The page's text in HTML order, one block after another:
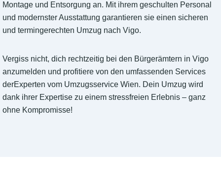
Montage und Entsorgung an. Mit ihrem geschulten Personal
und modernster Ausstattung garantieren sie einen sicheren
und termingerechten Umzug nach Vigo.
Vergiss nicht, dich rechtzeitig bei den Bürgerämtern in Vigo
anzumelden und profitiere von den umfassenden Services
derExperten vom Umzugsservice Wien. Dein Umzug wird
dank ihrer Expertise zu einem stressfreien Erlebnis – ganz
ohne Kompromisse!